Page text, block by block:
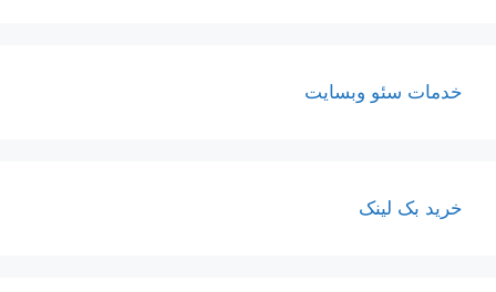
خدمات سئو وبسایت
خرید بک لینک